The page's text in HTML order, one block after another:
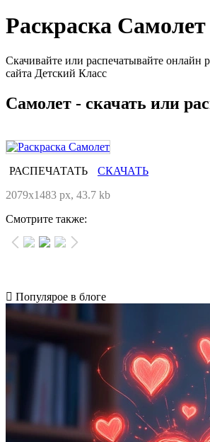
Раскраска Самолет
Скачивайте или распечатывайте онлайн
сайта Детский Класс
Самолет - скачать или
РАСПЕЧАТАТЬ
СКАЧАТЬ
2079x1483 px, 43.7 kb
Смотрите также:
Популярое в блоге